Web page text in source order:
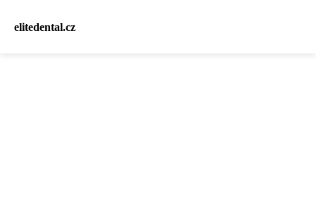
elitedental.cz